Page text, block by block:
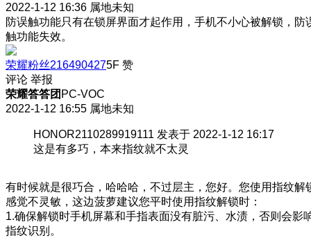
2022-1-12 16:36 属地未知
防误触功能只有在锁屏界面才起作用，手机不小心被解锁，防
触功能失效。
荣耀粉丝2164904275F 赞
评论 举报
荣耀答答团 PC-VOC
2022-1-12 16:55 属地未知
HONOR2110289919111 发表于 2022-1-12 16:17
这是有多巧，本来指纹就不太灵
有时候就是很巧合，哈哈哈，不过层主，您好。您使用指纹解
感觉不灵敏，这边菠萝建议您平时使用指纹解锁时：
1.确保解锁时手机屏幕和手指表面没有脏污、水渍，否则会影
指纹识别。